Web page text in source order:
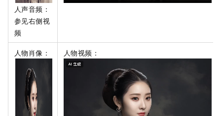
人声音频：
参见右侧视
频
人物肖像： 人物视频：